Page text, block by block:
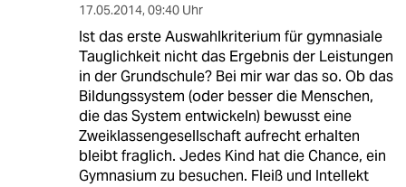
17.05.2014, 09:40 Uhr
Ist das erste Auswahlkriterium für gymnasiale
Tauglichkeit nicht das Ergebnis der Leistungen
in der Grundschule? Bei mir war das so. Ob das
Bildungssystem (oder besser die Menschen,
die das System entwickeln) bewusst eine
Zweiklassengesellschaft aufrecht erhalten
bleibt fraglich. Jedes Kind hat die Chance, ein
Gymnasium zu besuchen. Fleiß und Intellekt